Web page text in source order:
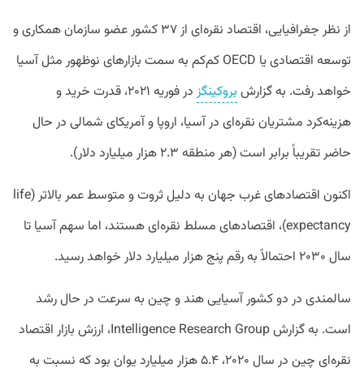
از نظر جغرافیایی، اقتصاد نقره‌ای از ۳۷ کشور عضو سازمان همکاری و
توسعه اقتصادی یا OECD کم‌کم به سمت بازارهای نوظهور مثل آسیا
خواهد رفت. به گزارش بروکینگز
در فوریه ۲۰۲۱، قدرت خرید و
هزینه‌کرد مشتریان نقره‌ای در آسیا، اروپا و آمریکای شمالی در حال
حاضر تقریباً برابر است (هر منطقه ۲.۳ هزار میلیارد دلار).
اکنون اقتصادهای غرب جهان به دلیل ثروت و متوسط عمر بالاتر (life
expectancy)، اقتصادهای مسلط نقره‌ای هستند، اما سهم آسیا تا
سال ۲۰۳۰ احتمالاً به رقم پنج هزار میلیارد دلار خواهد رسید.
سالمندی در دو کشور آسیایی هند و چین به‌ سرعت در حال رشد
است. به گزارش Intelligence Research Group، ارزش بازار اقتصاد
نقره‌ای چین در سال ۲۰۲۰، ۵.۴ هزار میلیارد یوان بود که نسبت به